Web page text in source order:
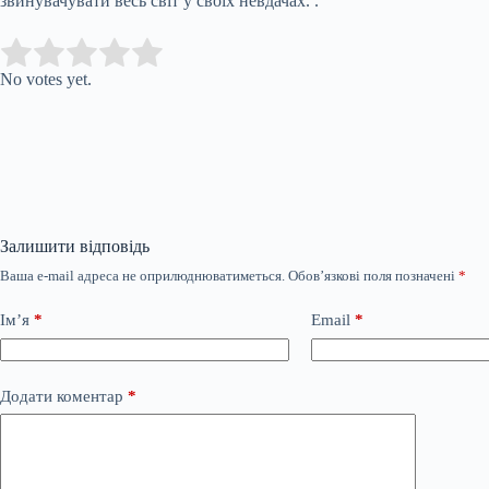
Rate this item:
No votes yet.
Залишити відповідь
Ваша e-mail адреса не оприлюднюватиметься. Обов’язкові поля позначені *
Ім’я * Email *
Додати коментар *